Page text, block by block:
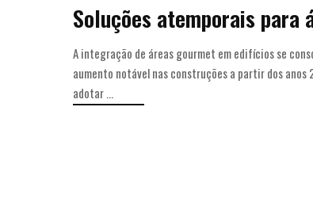
Soluções atemporais para
A integração de áreas gourmet em edifícios se
aumento notável nas construções a partir dos anos
adotar...